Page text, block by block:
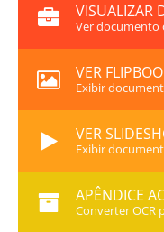
VISUALIZAR
Ver documento
VER
Exibir
VER
Exibir
APÊNDICE
Converter OCR